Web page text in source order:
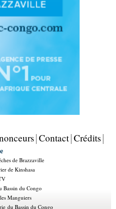
Contact Crédits
de Brazzaville
de Kinshasa
Bassin du Congo
Manguiers
du Bassin du Congo